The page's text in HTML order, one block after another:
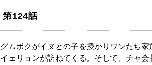
第124話
グムボクがイヌとの子を授かりワンたち家
イェリョンが訪ねてくる。そして、チャ会